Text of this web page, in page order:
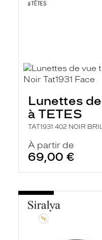
Lunettes
à TETES
TAT1931 402 NOIR
À partir de
69,00 €